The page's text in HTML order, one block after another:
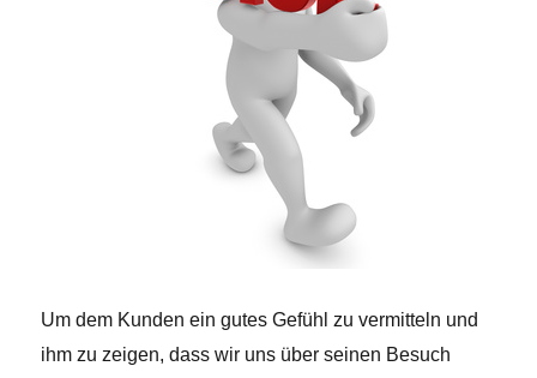
Um dem Kunden ein gutes Gefühl zu vermitteln und
ihm zu zeigen, dass wir uns über seinen Besuch